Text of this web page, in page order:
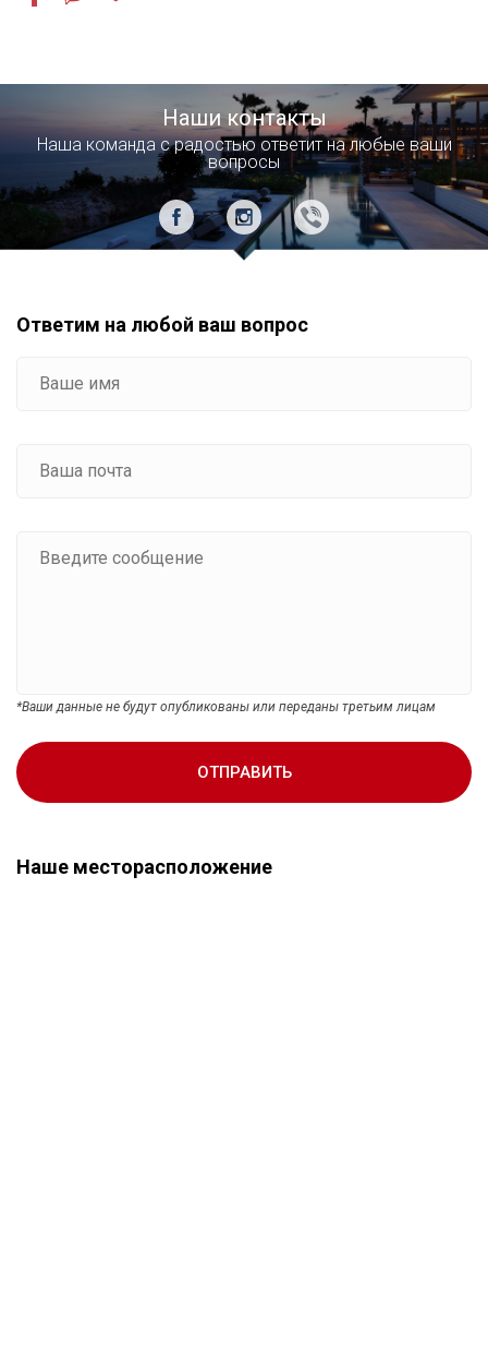
Наши контакты
Наша команда с радостью ответит на любые ваши
вопросы
Ответим на любой ваш вопрос
*Ваши данные не будут опубликованы или переданы третьим лицам
ОТПРАВИТЬ
Наше месторасположение